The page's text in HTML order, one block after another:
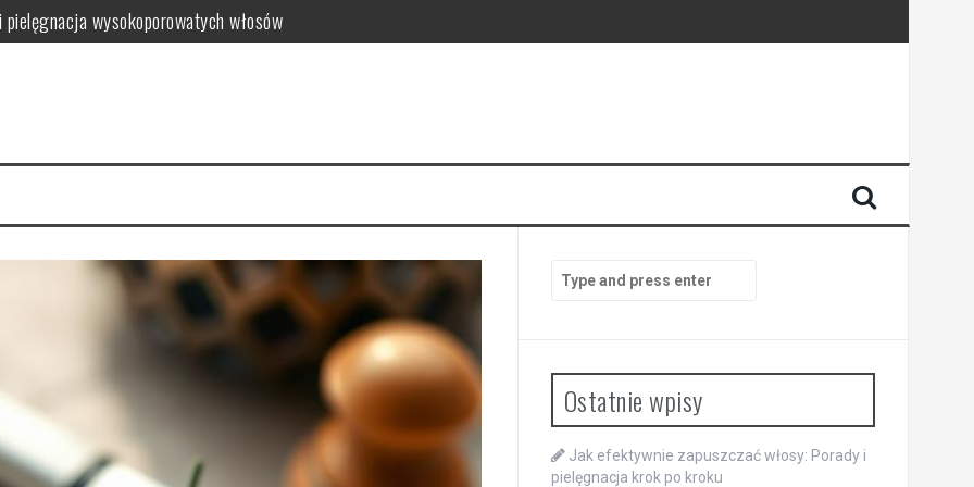
wysokoporowatych włosów
dla skóry
farbowaniu?
pielęgnacja krok po kroku
for:
Ostatnie wpisy
Jak efektywnie zapuszczać włosy: Porady i
pielęgnacja krok po kroku